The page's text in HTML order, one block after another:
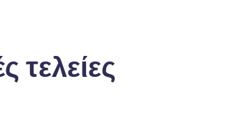
τελείες